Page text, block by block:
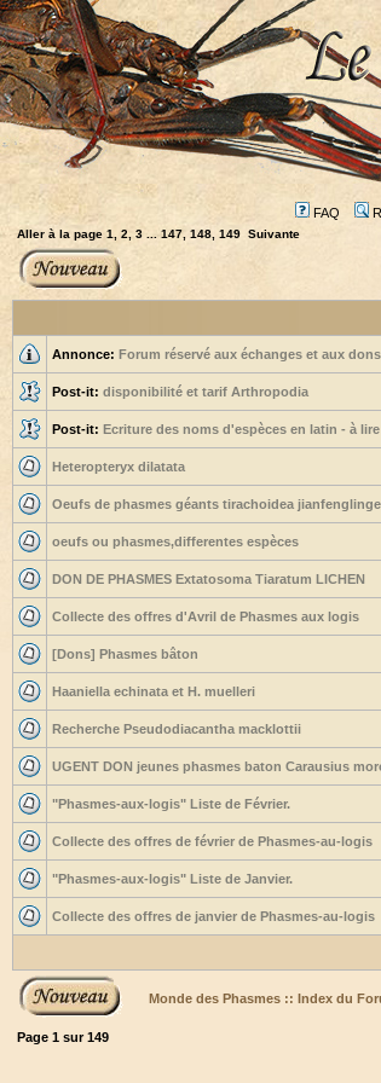
FAQ
Aller à la page 1 2 3 ...147 148 149 Suivante
Annonce: Forum réservé aux échanges et aux dons
Post-it: disponibilité et tarif Arthropodia
Post-it: Ecriture des noms d'espèces en latin - à lire
Heteropteryx dilatata
Oeufs de phasmes géants tirachoidea
oeufs ou phasmes,differentes espèces
DON DE PHASMES Extatosoma Tiaratum LICHEN
Collecte des offres d'Avril de Phasmes aux logis
[Dons] Phasmes bâton
Haaniella echinata et H. muelleri
Recherche Pseudodiacantha macklottii
UGENT DON jeunes phasmes baton Carausius
"Phasmes-aux-logis" Liste de Février.
Collecte des offres de février de Phasmes-au-logis
"Phasmes-aux-logis" Liste de Janvier.
Collecte des offres de janvier de Phasmes-au-logis
Monde des Phasmes :: Index du
Page 1 sur149